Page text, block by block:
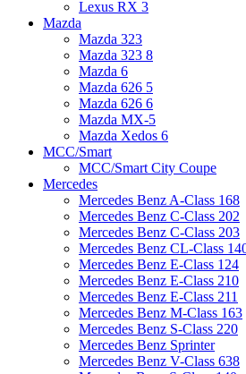
Lexus RX 3
Mazda
Mazda 323
Mazda 323 8
Mazda 6
Mazda 626 5
Mazda 626 6
Mazda MX-5
Mazda Xedos 6
MCC/Smart
MCC/Smart City Coupe
Mercedes
Mercedes Benz A-Class 168
Mercedes Benz C-Class 202
Mercedes Benz C-Class 203
Mercedes Benz CL-Class
Mercedes Benz E-Class 124
Mercedes Benz E-Class 210
Mercedes Benz E-Class 211
Mercedes Benz M-Class 163
Mercedes Benz S-Class 220
Mercedes Benz Sprinter
Mercedes Benz V-Class 638